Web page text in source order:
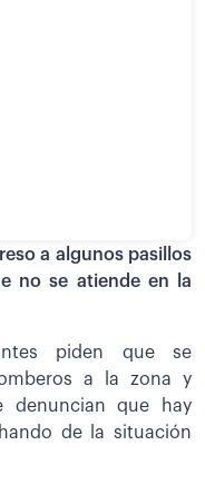
a algunos pasillos
no se atiende en la
piden que se
a la zona y
denuncian que hay
de la situación